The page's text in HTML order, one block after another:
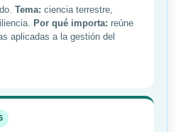
Tema: ciencia terrestre,
Por qué importa: reúne
aplicadas a la gestión del